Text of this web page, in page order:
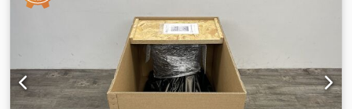
We can arrange the transport/packaging for you and load
it into a truck or container. Ask for a price including
transport (location the Netherlands). Regards Henk Hoos